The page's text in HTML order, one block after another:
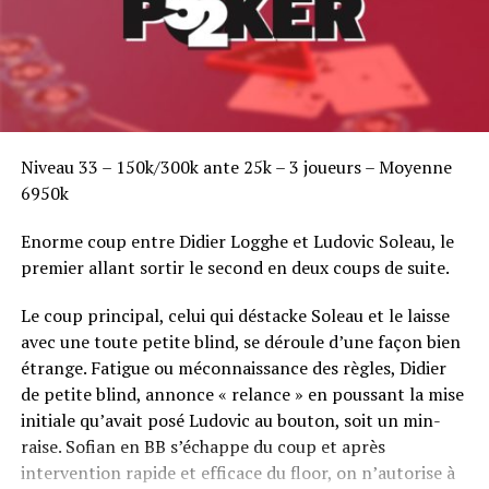
Programme :
Le tournoi se déroulera sur deux jours :
Tournoi de Head’s-Up ONLIVE : tableau à élimination
directe :
préliminaires : 16e, 8e et quarts de finale en 2
manches gagnantes
Jour 2 – jeudi 6 mars à 16h00 – demi-finales et
Finale : en 3 manches gagnantes
3 000 jetons – niveaux 6 min
Plus d’infos sur Winamax.fr.
Niveau 33 – 150k/300k ante 25k – 3 joueurs – Moyenne
6950k
Enorme coup entre Didier Logghe et Ludovic Soleau, le
premier allant sortir le second en deux coups de suite.
Le coup principal, celui qui déstacke Soleau et le laisse
avec une toute petite blind, se déroule d’une façon bien
étrange. Fatigue ou méconnaissance des règles, Didier
de petite blind, annonce « relance » en poussant la mise
initiale qu’avait posé Ludovic au bouton, soit un min-
raise. Sofian en BB s’échappe du coup et après
intervention rapide et efficace du floor, on n’autorise à